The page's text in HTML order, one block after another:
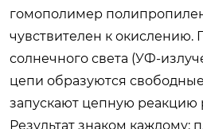
гомополимер
чувствителен к окислению.
солнечного света (УФ-
цепи образуются
запускают цепную реакцию
Результат знаком каждому: